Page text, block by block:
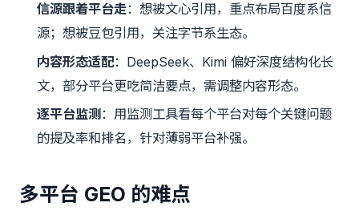
信源跟着平台走：想被文心引用，重点布局百度系信
源；想被豆包引用，关注字节系生态。
内容形态适配：DeepSeek、Kimi 偏好深度结构化长
文，部分平台更吃简洁要点，需调整内容形态。
逐平台监测 ：用监测工具看每个平台对每个关键问题
的提及率和排名，针对薄弱平台补强。
多平台 GEO 的难点